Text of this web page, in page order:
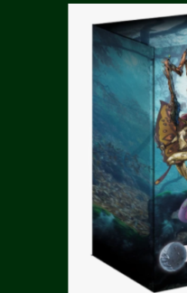
Validation de la commande
récent
au
plus
ancien